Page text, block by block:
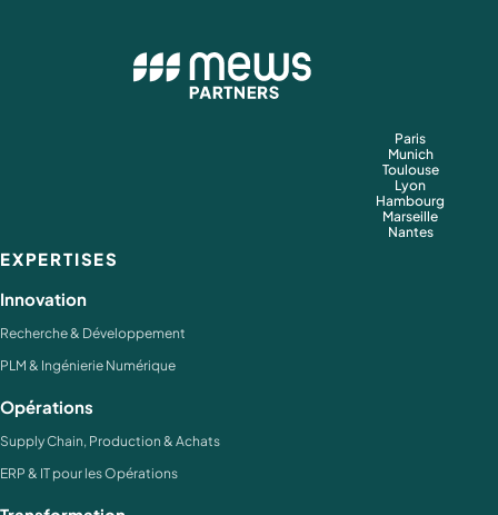
Paris
Munich
Toulouse
Lyon
Hambourg
Marseille
Nantes
EXPERTISES
Innovation
Recherche & Développement
PLM & Ingénierie Numérique
Opérations
Supply Chain, Production & Achats
ERP & IT pour les Opérations